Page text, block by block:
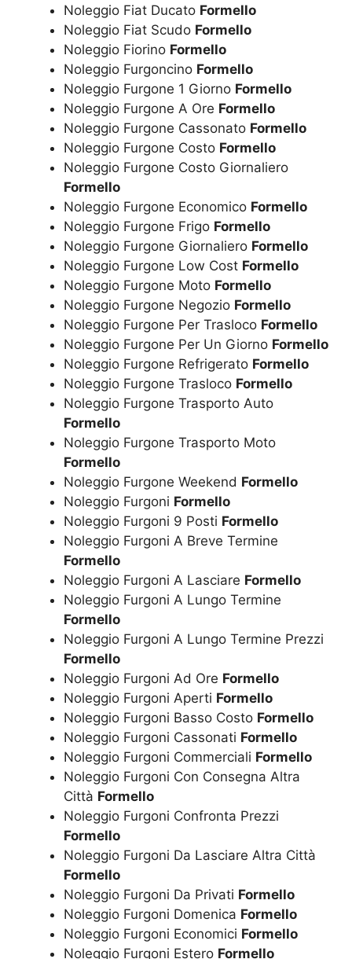
Noleggio Fiat Ducato Formello
Noleggio Fiat Scudo Formello
Noleggio Fiorino Formello
Noleggio Furgoncino Formello
Noleggio Furgone 1 Giorno Formello
Noleggio Furgone A Ore Formello
Noleggio Furgone Cassonato Formello
Noleggio Furgone Costo Formello
Noleggio Furgone Costo Giornaliero
Formello
Noleggio Furgone Economico Formello
Noleggio Furgone Frigo Formello
Noleggio Furgone Giornaliero Formello
Noleggio Furgone Low Cost Formello
Noleggio Furgone Moto Formello
Noleggio Furgone Negozio Formello
Noleggio Furgone Per Trasloco Formello
Noleggio Furgone Per Un Giorno Formello
Noleggio Furgone Refrigerato Formello
Noleggio Furgone Trasloco Formello
Noleggio Furgone Trasporto Auto
Formello
Noleggio Furgone Trasporto Moto
Formello
Noleggio Furgone Weekend Formello
Noleggio Furgoni Formello
Noleggio Furgoni 9 Posti Formello
Noleggio Furgoni A Breve Termine
Formello
Noleggio Furgoni A Lasciare Formello
Noleggio Furgoni A Lungo Termine
Formello
Noleggio Furgoni A Lungo Termine Prezzi
Formello
Noleggio Furgoni Ad Ore Formello
Noleggio Furgoni Aperti Formello
Noleggio Furgoni Basso Costo Formello
Noleggio Furgoni Cassonati Formello
Noleggio Furgoni Commerciali Formello
Noleggio Furgoni Con Consegna Altra
Città Formello
Noleggio Furgoni Confronta Prezzi
Formello
Noleggio Furgoni Da Lasciare Altra Città
Formello
Noleggio Furgoni Da Privati Formello
Noleggio Furgoni Domenica Formello
Noleggio Furgoni Economici Formello
Noleggio Furgoni Estero Formello